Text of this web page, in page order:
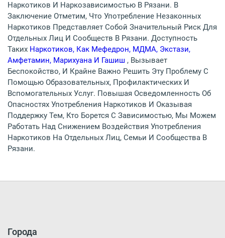
Наркотиков И Наркозависимостью В Рязани. В
Заключение Отметим, Что Употребление Незаконных
Наркотиков Представляет Собой Значительный Риск Для
Отдельных Лиц И Сообществ В Рязани. Доступность
Таких Наркотиков, Как Мефедрон, МДМА, Экстази,
Амфетамин, Марихуана И Гашиш , Вызывает
Беспокойство, И Крайне Важно Решить Эту Проблему С
Помощью Образовательных, Профилактических И
Вспомогательных Услуг. Повышая Осведомленность Об
Опасностях Употребления Наркотиков И Оказывая
Поддержку Тем, Кто Борется С Зависимостью, Мы Можем
Работать Над Снижением Воздействия Употребления
Наркотиков На Отдельных Лиц, Семьи И Сообщества В
Рязани.
Города